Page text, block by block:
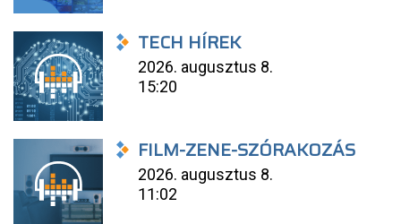
TECH HÍREK
2026. augusztus 8.
15:20
FILM-ZENE-SZÓRAKOZÁS
2026. augusztus 8.
11:02